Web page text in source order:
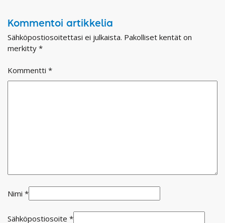
Kommentoi artikkelia
Sähköpostiosoitettasi ei julkaista. Pakolliset kentät on
merkitty *
Kommentti *
Nimi *
Sähköpostiosoite *